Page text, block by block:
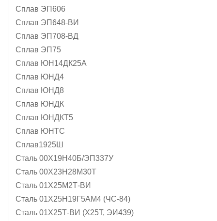
Сплав ЭП606
Сплав ЭП648-ВИ
Сплав ЭП708-ВД
Сплав ЭП75
Сплав ЮН14ДК25А
Сплав ЮНД4
Сплав ЮНД8
Сплав ЮНДК
Сплав ЮНДКТ5
Сплав ЮНТС
Сплав1925Ш
Сталь 00Х19Н40Б/ЭП337У
Сталь 00Х23Н28М30Т
Сталь 01Х25М2Т-ВИ
Сталь 01Х25Н19Г5АМ4 (ЧС-84)
Сталь 01Х25Т-ВИ (Х25Т, ЭИ439)